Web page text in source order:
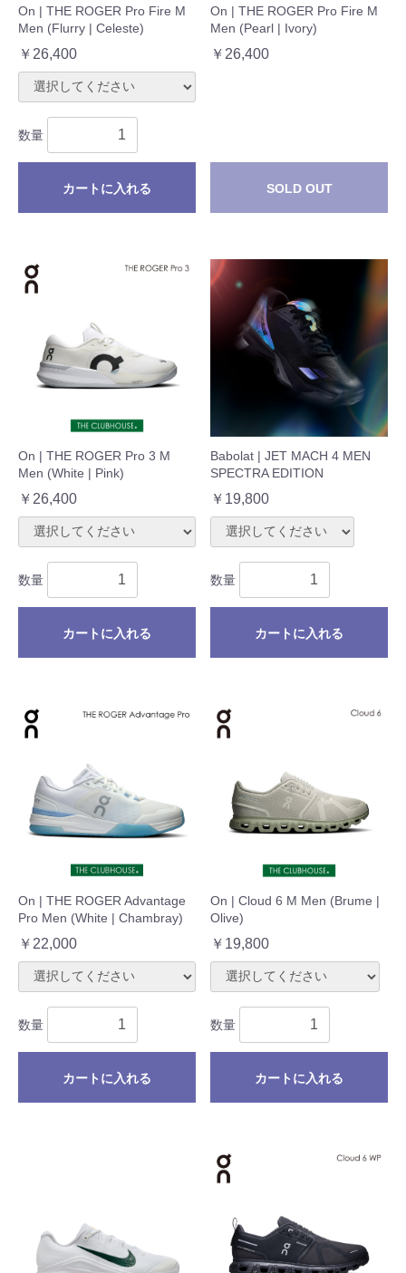
On | THE ROGER Pro Fire M
Men (Flurry | Celeste)
￥26,400
数量
カートに入れる
On | THE ROGER Pro Fire M
Men (Pearl | Ivory)
￥26,400
SOLD OUT
On | THE ROGER Pro 3 M
Men (White | Pink)
￥26,400
数量
カートに入れる
Babolat | JET MACH 4 MEN
SPECTRA EDITION
￥19,800
数量
カートに入れる
On | THE ROGER Advantage
Pro Men (White | Chambray)
￥22,000
数量
カートに入れる
On | Cloud 6 M Men (Brume |
Olive)
￥19,800
数量
カートに入れる